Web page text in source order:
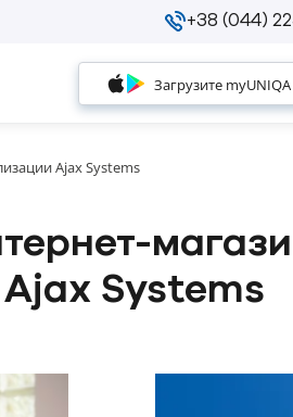
+38 (044)
Загрузите myUNIQA
Ajax Systems
Systems